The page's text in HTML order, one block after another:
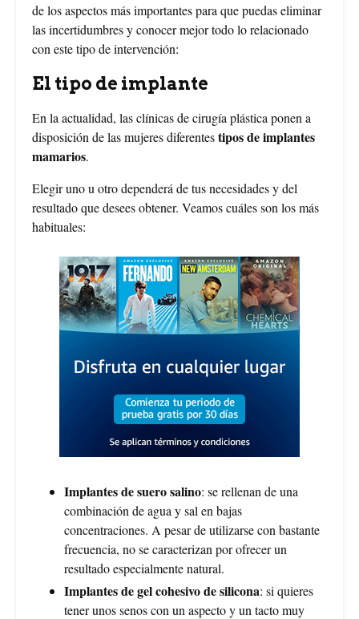
de los aspectos más importantes para que puedas eliminar
las incertidumbres y conocer mejor todo lo relacionado
con este tipo de intervención:
El tipo de implante
En la actualidad, las clínicas de cirugía plástica ponen a
disposición de las mujeres diferentestipos de implantes
mamarios.
Elegir uno u otro dependerá de tus necesidades y del
resultado que desees obtener. Veamos cuáles son los más
habituales:
Implantes de suero salino: se rellenan de una
combinación de agua y sal en bajas
concentraciones. A pesar de utilizarse con bastante
frecuencia, no se caracterizan por ofrecer un
resultado especialmente natural.
Implantes de gel cohesivo de silicona: si quieres
tener unos senos con un aspecto y un tacto muy